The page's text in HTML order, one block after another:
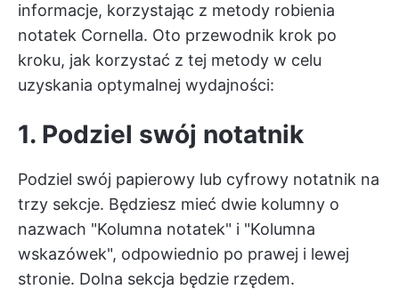
informacje, korzystając z metody robienia
notatek Cornella. Oto przewodnik krok po
kroku, jak korzystać z tej metody w celu
uzyskania optymalnej wydajności:
1. Podziel swój notatnik
Podziel swój papierowy lub cyfrowy notatnik na
trzy sekcje. Będziesz mieć dwie kolumny o
nazwach "Kolumna notatek" i "Kolumna
wskazówek", odpowiednio po prawej i lewej
stronie. Dolna sekcja będzie rzędem.